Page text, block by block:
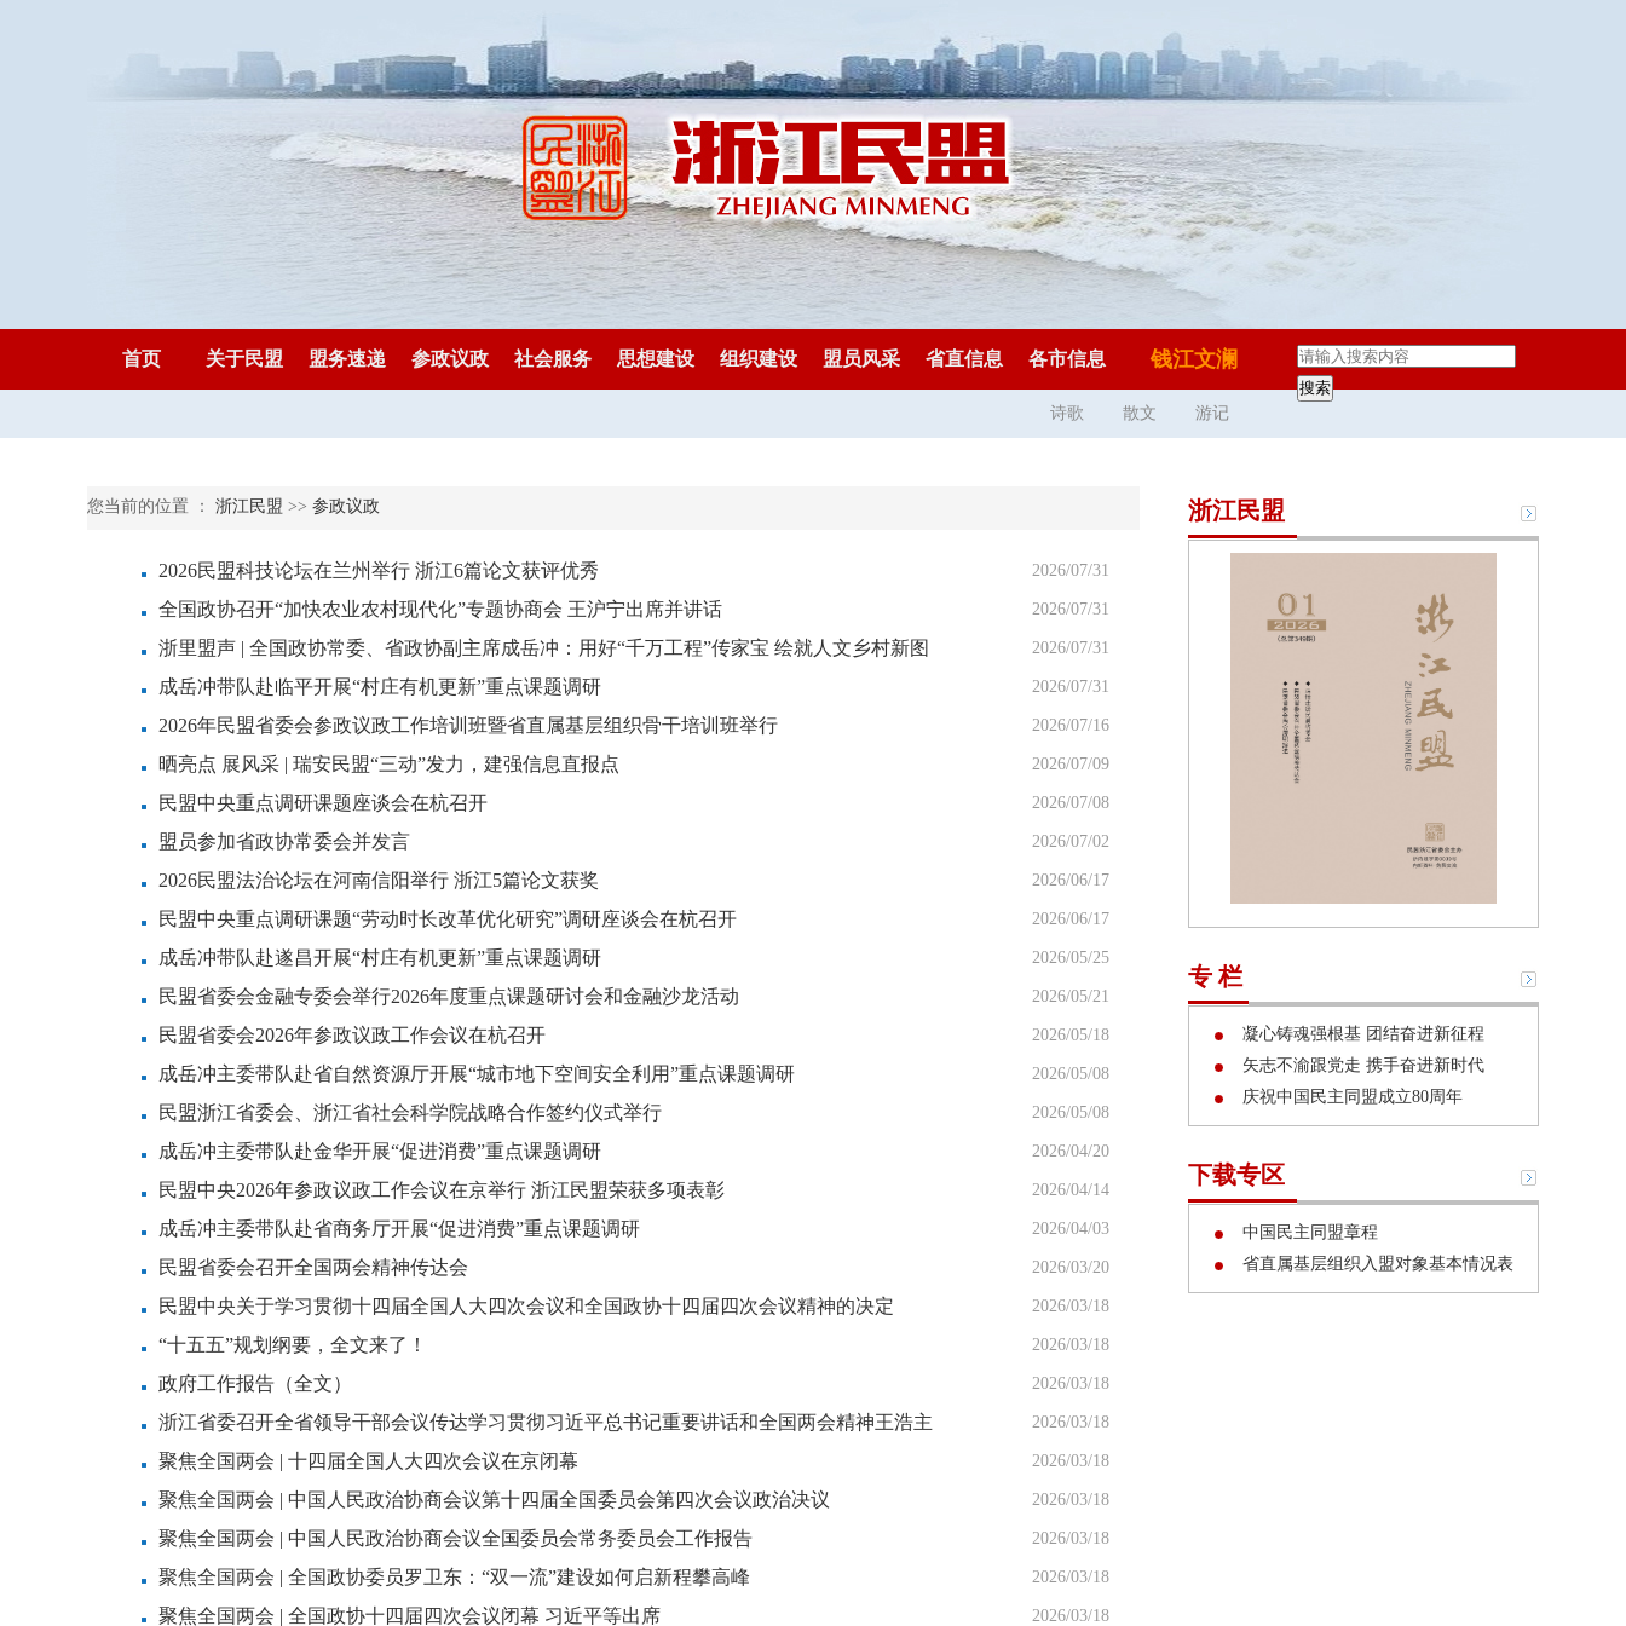
首页 关于民盟 盟务速递 参政议政 社会服务 思想建设 组织建设 盟员风采 省直信息 各市信息 钱江文澜
诗歌 散文 游记
您当前的位置 ： 浙江民盟 >> 参政议政
2026民盟科技论坛在兰州举行 浙江6篇论文获评优秀 2026/07/31
全国政协召开“加快农业农村现代化”专题协商会 王沪宁出席并讲话 2026/07/31
浙里盟声 | 全国政协常委、省政协副主席成岳冲：用好“千万工程”传家宝 绘就人文乡村新图
景
2026/07/31
成岳冲带队赴临平开展“村庄有机更新”重点课题调研 2026/07/31
2026年民盟省委会参政议政工作培训班暨省直属基层组织骨干培训班举行 2026/07/16
晒亮点 展风采 | 瑞安民盟“三动”发力，建强信息直报点 2026/07/09
民盟中央重点调研课题座谈会在杭召开 2026/07/08
盟员参加省政协常委会并发言 2026/07/02
2026民盟法治论坛在河南信阳举行 浙江5篇论文获奖 2026/06/17
民盟中央重点调研课题“劳动时长改革优化研究”调研座谈会在杭召开 2026/06/17
成岳冲带队赴遂昌开展“村庄有机更新”重点课题调研 2026/05/25
民盟省委会金融专委会举行2026年度重点课题研讨会和金融沙龙活动 2026/05/21
民盟省委会2026年参政议政工作会议在杭召开 2026/05/18
成岳冲主委带队赴省自然资源厅开展“城市地下空间安全利用”重点课题调研 2026/05/08
民盟浙江省委会、浙江省社会科学院战略合作签约仪式举行 2026/05/08
成岳冲主委带队赴金华开展“促进消费”重点课题调研 2026/04/20
民盟中央2026年参政议政工作会议在京举行 浙江民盟荣获多项表彰 2026/04/14
成岳冲主委带队赴省商务厅开展“促进消费”重点课题调研 2026/04/03
民盟省委会召开全国两会精神传达会 2026/03/20
民盟中央关于学习贯彻十四届全国人大四次会议和全国政协十四届四次会议精神的决定 2026/03/18
“十五五”规划纲要，全文来了！ 2026/03/18
政府工作报告（全文） 2026/03/18
浙江省委召开全省领导干部会议传达学习贯彻习近平总书记重要讲话和全国两会精神王浩主
持并讲话
2026/03/18
聚焦全国两会 | 十四届全国人大四次会议在京闭幕 2026/03/18
聚焦全国两会 | 中国人民政治协商会议第十四届全国委员会第四次会议政治决议 2026/03/18
聚焦全国两会 | 中国人民政治协商会议全国委员会常务委员会工作报告 2026/03/18
聚焦全国两会 | 全国政协委员罗卫东：“双一流”建设如何启新程攀高峰 2026/03/18
聚焦全国两会 | 全国政协十四届四次会议闭幕 习近平等出席 2026/03/18
浙江民盟
专 栏
凝心铸魂强根基 团结奋进新征程
矢志不渝跟党走 携手奋进新时代
庆祝中国民主同盟成立80周年
下载专区
中国民主同盟章程
省直属基层组织入盟对象基本情况表